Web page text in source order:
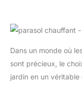
Dans un monde où
sont précieux, le
jardin en un